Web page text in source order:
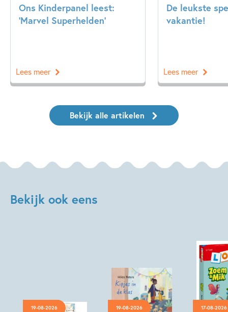
Ons Kinderpanel leest:
‘Marvel Superhelden’
Lees meer
De leukste
vakantie!
Lees meer
Bekijk alle artikelen
Bekijk ook eens
19-08-2026 19-08-2026 17-08-2026